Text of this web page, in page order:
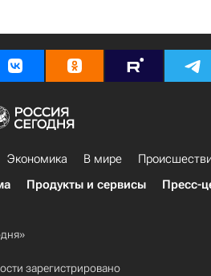
Экономика В мире
Продукты и сервисы Пресс-
зарегистрировано